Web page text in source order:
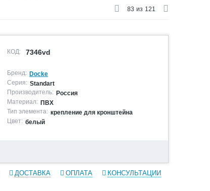
83 из 121
КОД: 7346vd
Бренд: Docke
Серия: Standart
Производитель: Россия
Материал: ПВХ
Тип элемента: крепление для кронштейна
Цвет: белый
ДОСТАВКА ОПЛАТА КОНСУЛЬТАЦИИ